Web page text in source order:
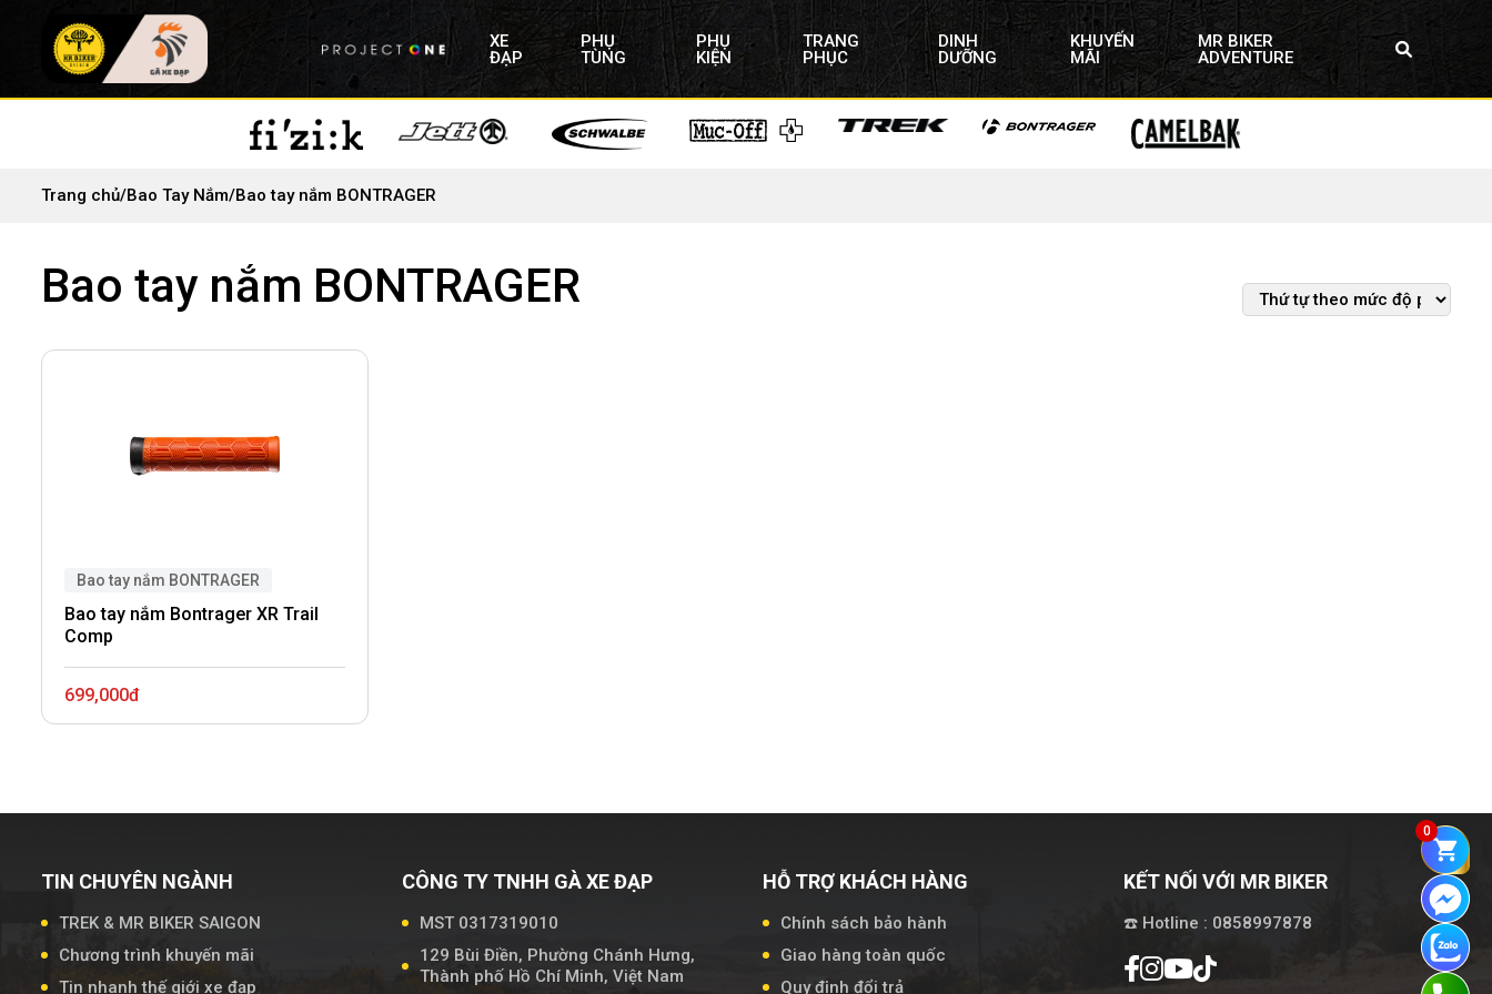
XE
ĐẠP
PHỤ
TÙNG
PHỤ
KIỆN
TRANG
PHỤC
DINH
DƯỠNG
KHUYẾN
MÃI
MR BIKER
ADVENTURE
Trang chủ/Bao Tay Nắm/Bao tay nắm BONTRAGER
Bao tay nắm BONTRAGER
Bao tay nắm BONTRAGER
Bao tay nắm Bontrager XR Trail
Comp
699,000đ
TIN CHUYÊN NGÀNH
TREK & MR BIKER SAIGON
Chương trình khuyến mãi
Tin nhanh thế giới xe đạp
CÔNG TY TNHH GÀ XE ĐẠP
MST 0317319010
129 Bùi Điền, Phường Chánh Hưng,
Thành phố Hồ Chí Minh, Việt Nam
HỖ TRỢ KHÁCH HÀNG
Chính sách bảo hành
Giao hàng toàn quốc
Quy định đổi trả
KẾT NỐI VỚI MR BIKER
☎️ Hotline : 0858997878
0